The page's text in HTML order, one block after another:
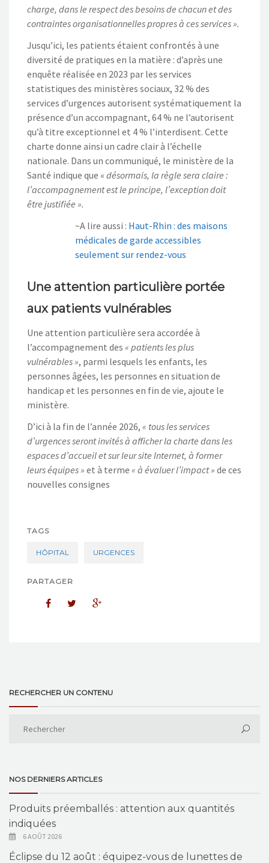
charge, dans le respect des besoins de chacun et des
contraintes organisationnelles propres à ces services ».
Jusqu’ici, les patients étaient confrontés à une
diversité de pratiques en la matière : d’après une
enquête réalisée en 2023 par les services
statistiques des ministères sociaux, 32 % des
services d’urgences autorisent systématiquement la
présence d’un accompagnant, 64 % ne l’autorisent
qu’à titre exceptionnel et 4 % l’interdisent. Cette
charte donne ainsi un cadre clair à l’échelle
nationale. Dans un communiqué, le ministère de la
Santé indique que « désormais, la règle sera claire :
l’accompagnement est le principe, l’exception doit
être justifiée ».
~A lire aussi : Haut-Rhin : des maisons
médicales de garde accessibles
seulement sur rendez-vous
Une attention particulière portée
aux patients vulnérables
Une attention particulière sera accordée à
l’accompagnement des « patients les plus
vulnérables », parmi lesquels les enfants, les
personnes âgées, les personnes en situation de
handicap et les personnes en fin de vie, ajoute le
ministère.
D’ici à la fin de l’année 2026, « tous les services
d’urgences seront invités à afficher la charte dans les
espaces d’accueil et sur leur site Internet, à former
leurs équipes » et à terme « à évaluer l’impact » de ces
nouvelles consignes
TAGS
HÔPITAL URGENCES
PARTAGER
RECHERCHER UN CONTENU
NOS DERNIERS ARTICLES
Produits préemballés : attention aux quantités
indiquées
6 AOÛT 2026
Éclipse du 12 août : équipez-vous de lunettes de